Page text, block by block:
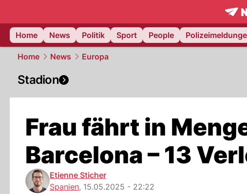
Home
News Politik Sport People
Home News Europa
Stadion
Frau fährt in
Barcelona – 13
Etienne Sticher
Spanien, 15.05.2025 - 22:22